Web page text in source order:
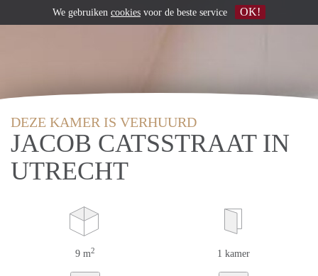
DEZE KAMER IS VERHUURD
JACOB CATSSTRAAT IN
UTRECHT
9 m2 1 kamer
We gebruiken cookies voor de beste service OK!